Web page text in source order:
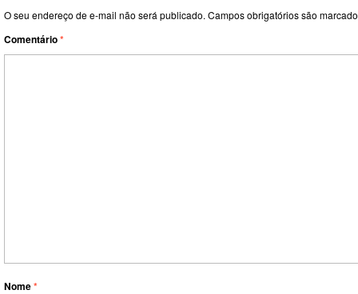
O seu endereço de e-mail não será publicado. Campos obrigatórios são
Comentário*
Nome*